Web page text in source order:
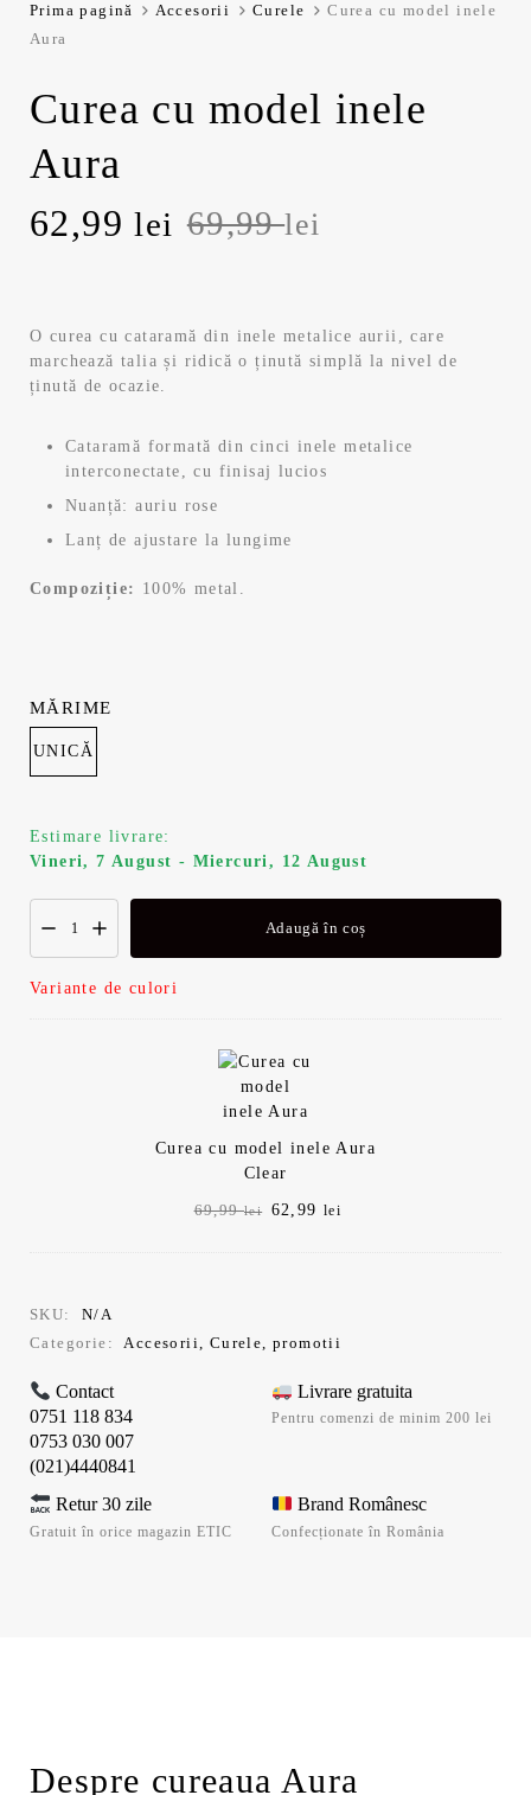
Prima pagină Accesorii Curele
Curea cu model inele
Aura
Curea cu model inele
Aura
69,99lei
Prețul
a
fost:
69,99 lei.
62,99lei
Prețul
este:
62,99 lei.
O curea cu cataramă din inele metalice aurii, care
marchează talia și ridică o ținută simplă la nivel de
ținută de ocazie.
Cataramă formată din cinci inele metalice
interconectate, cu finisaj lucios
Nuanță: auriu rose
Lanț de ajustare la lungime
Compoziție: 100% metal.
UNICĂ
MĂRIME
Estimare livrare:
Vineri, 7 August - Miercuri, 12 August
Adaugă în coș
Variante de culori
Curea cu model inele Aura
Clear
69,99lei
Prețul
62,99lei
SKU:
N/A
Categorie:
Accesorii, Curele,promotii
Contact
0751 118 834
0753 030 007
(021)4440841
Livrare gratuita
Pentru comenzi de minim 200 lei
Retur 30 zile
Gratuit în orice magazin ETIC
Brand Românesc
Confecționate în România
Despre cureaua Aura